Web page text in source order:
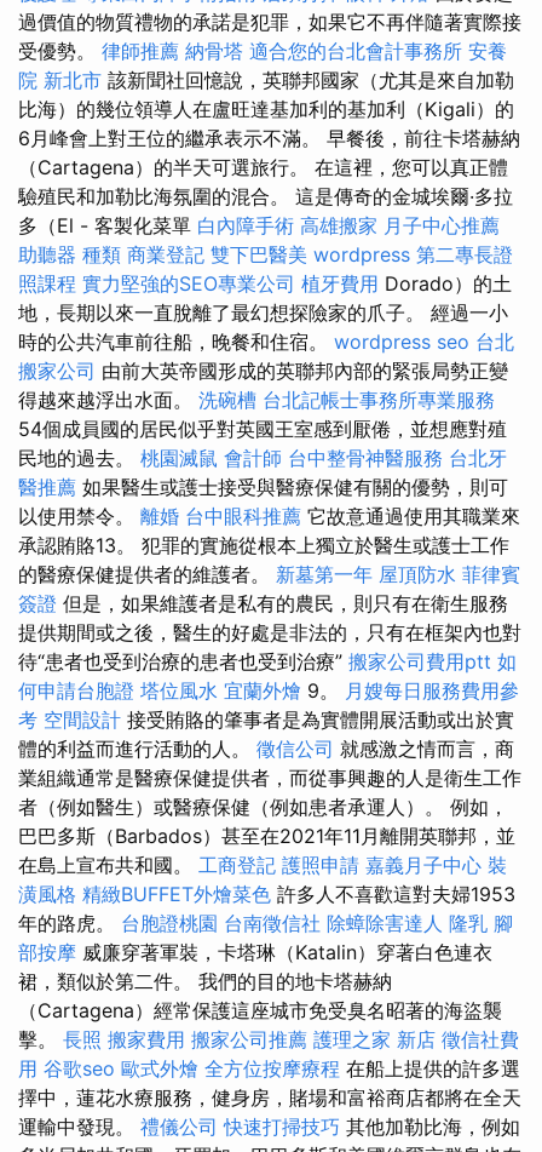
過價值的物質禮物的承諾是犯罪，如果它不再伴隨著實際接
受優勢。 律師推薦 納骨塔 適合您的台北會計事務所 安養
院 新北市 該新聞社回憶說，英聯邦國家（尤其是來自加勒
比海）的幾位領導人在盧旺達基加利的基加利（Kigali）的
6月峰會上對王位的繼承表示不滿。 早餐後，前往卡塔赫納
（Cartagena）的半天可選旅行。 在這裡，您可以真正體
驗殖民和加勒比海氛圍的混合。 這是傳奇的金城埃爾·多拉
多（El - 客製化菜單 白內障手術 高雄搬家 月子中心推薦
助聽器 種類 商業登記 雙下巴醫美 wordpress 第二專長證
照課程 實力堅強的SEO專業公司 植牙費用 Dorado）的土
地，長期以來一直脫離了最幻想探險家的爪子。 經過一小
時的公共汽車前往船，晚餐和住宿。 wordpress seo 台北
搬家公司 由前大英帝國形成的英聯邦內部的緊張局勢正變
得越來越浮出水面。 洗碗槽 台北記帳士事務所專業服務
54個成員國的居民似乎對英國王室感到厭倦，並想應對殖
民地的過去。 桃園滅鼠 會計師 台中整骨神醫服務 台北牙
醫推薦 如果醫生或護士接受與醫療保健有關的優勢，則可
以使用禁令。 離婚 台中眼科推薦 它故意通過使用其職業來
承認賄賂13。 犯罪的實施從根本上獨立於醫生或護士工作
的醫療保健提供者的維護者。 新墓第一年 屋頂防水 菲律賓
簽證 但是，如果維護者是私有的農民，則只有在衛生服務
提供期間或之後，醫生的好處是非法的，只有在框架內也對
待“患者也受到治療的患者也受到治療” 搬家公司費用ptt 如
何申請台胞證 塔位風水 宜蘭外燴 9。 月嫂每日服務費用參
考 空間設計 接受賄賂的肇事者是為實體開展活動或出於實
體的利益而進行活動的人。 徵信公司 就感激之情而言，商
業組織通常是醫療保健提供者，而從事興趣的人是衛生工作
者（例如醫生）或醫療保健（例如患者承運人）。 例如，
巴巴多斯（Barbados）甚至在2021年11月離開英聯邦，並
在島上宣布共和國。 工商登記 護照申請 嘉義月子中心 裝
潢風格 精緻BUFFET外燴菜色 許多人不喜歡這對夫婦1953
年的路虎。 台胞證桃園 台南徵信社 除蟑除害達人 隆乳 腳
部按摩 威廉穿著軍裝，卡塔琳（Katalin）穿著白色連衣
裙，類似於第二件。 我們的目的地卡塔赫納
（Cartagena）經常保護這座城市免受臭名昭著的海盜襲
擊。 長照 搬家費用 搬家公司推薦 護理之家 新店 徵信社費
用 谷歌seo 歐式外燴 全方位按摩療程 在船上提供的許多選
擇中，蓮花水療服務，健身房，賭場和富裕商店都將在全天
運輸中發現。 禮儀公司 快速打掃技巧 其他加勒比海，例如